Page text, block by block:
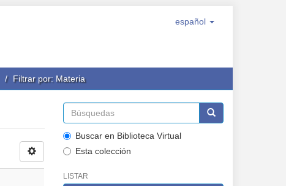
español
Filtrar por: Materia
Buscar en Biblioteca Virtual
Esta colección
LISTAR